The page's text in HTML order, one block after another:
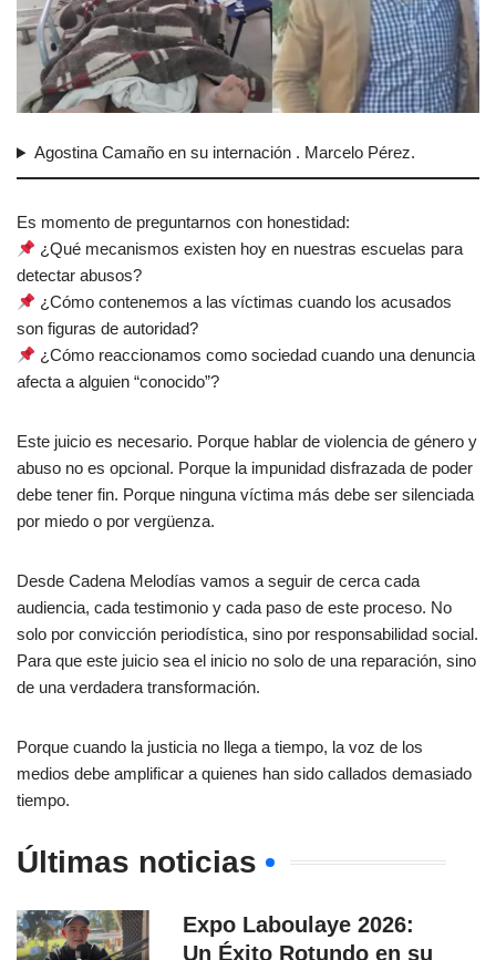
Agostina Camaño en su internación . Marcelo Pérez.
Es momento de preguntarnos con honestidad:
¿Qué mecanismos existen hoy en nuestras escuelas para
detectar abusos?
¿Cómo contenemos a las víctimas cuando los acusados
son figuras de autoridad?
¿Cómo reaccionamos como sociedad cuando una denuncia
afecta a alguien “conocido”?
Este juicio es necesario. Porque hablar de violencia de género y
abuso no es opcional. Porque la impunidad disfrazada de poder
debe tener fin. Porque ninguna víctima más debe ser silenciada
por miedo o por vergüenza.
Desde Cadena Melodías vamos a seguir de cerca cada
audiencia, cada testimonio y cada paso de este proceso. No
solo por convicción periodística, sino por responsabilidad social.
Para que este juicio sea el inicio no solo de una reparación, sino
de una verdadera transformación.
Porque cuando la justicia no llega a tiempo, la voz de los
medios debe amplificar a quienes han sido callados demasiado
tiempo.
Últimas noticias
Expo Laboulaye 2026:
Un Éxito Rotundo en su